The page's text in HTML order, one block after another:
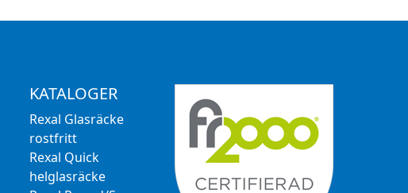
KATALOGER
Rexal Glasräcke
rostfritt
Rexal Quick
helglasräcke